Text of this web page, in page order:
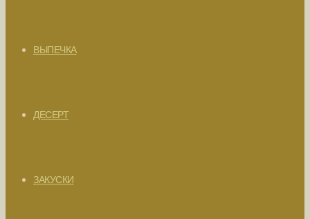
ВЫПЕЧКА
ДЕСЕРТ
ЗАКУСКИ